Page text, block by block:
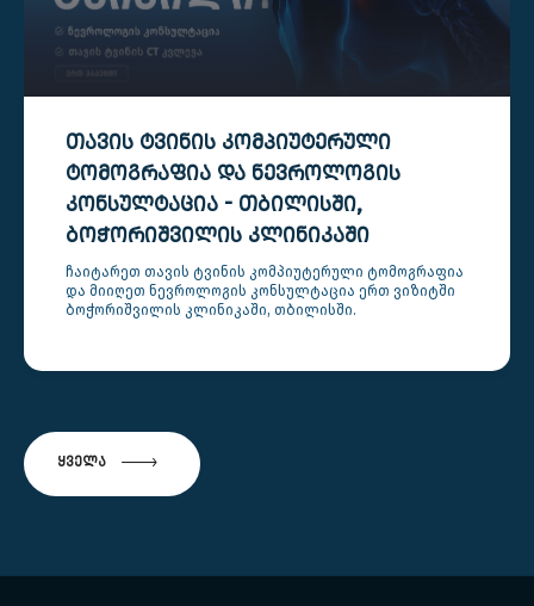
ᲗᲐᲕᲘᲡ ᲢᲕᲘᲜᲘᲡ ᲙᲝᲛᲞᲘᲣᲢᲔᲠᲣᲚᲘ
ᲢᲝᲛᲝᲒᲠᲐᲤᲘᲐ ᲓᲐ ᲜᲔᲕᲠᲝᲚᲝᲒᲘᲡ
ᲙᲝᲜᲡᲣᲚᲢᲐᲪᲘᲐ - ᲗᲑᲘᲚᲘᲡᲨᲘ,
ᲑᲝᲭᲝᲠᲘᲨᲕᲘᲚᲘᲡ ᲙᲚᲘᲜᲘᲙᲐᲨᲘ
ჩაიტარეთ თავის ტვინის კომპიუტერული ტომოგრაფია
და მიიღეთ ნევროლოგის კონსულტაცია ერთ ვიზიტში
ბოჭორიშვილის კლინიკაში, თბილისში.
ᲧᲕᲔᲚᲐ